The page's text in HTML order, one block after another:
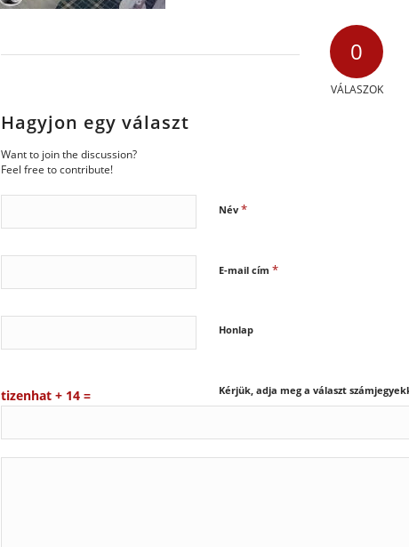
0
VÁLASZOK
Hagyjon egy választ
Want to join the discussion?
Feel free to contribute!
Név *
E-mail cím *
Honlap
Kérjük, adja meg a választ
tizenhat + 14 =